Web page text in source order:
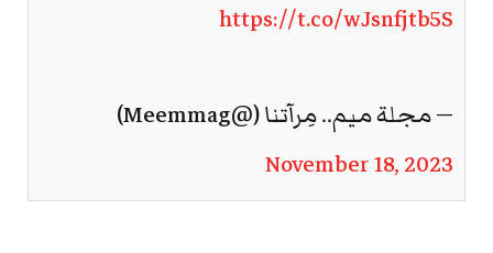
https://t.co/wJsnfjtb5S
— مجلة ميم.. مِرآتنا (@Meemmag)
November 18, 2023